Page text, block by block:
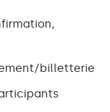
billetterie